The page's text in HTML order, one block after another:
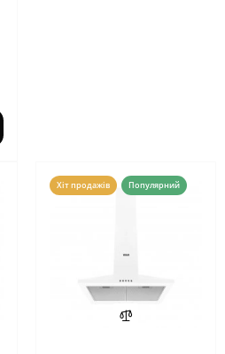
Хіт продажів Популярний